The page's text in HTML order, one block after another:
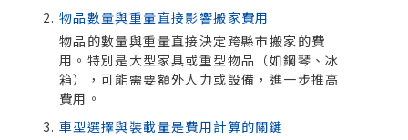
物品數量與重量直接影響搬家費用
物品的數量與重量直接決定跨縣市搬家的費
用。特別是大型家具或重型物品（如鋼琴、冰
箱），可能需要額外人力或設備，進一步推高
費用。
車型選擇與裝載量是費用計算的關鍵